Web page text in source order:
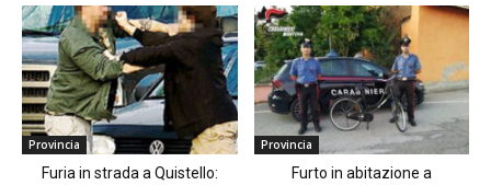
Provincia
Furia in strada a Quistello:
Provincia
Furto in abitazione a